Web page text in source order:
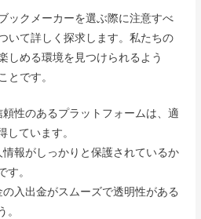
ックメーカーを選ぶ際に注意すべ
いて詳しく探求します。私たちの
しめる環境を見つけられるよう
とです。
頼性のあるプラットフォームは、適
しています。
情報がしっかりと保護されているか
す。
の入出金がスムーズで透明性がある
。